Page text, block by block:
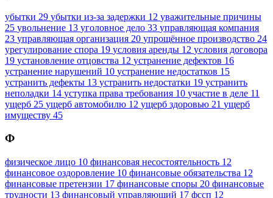
убытки 29 убытки из-за задержки 12 уважительные причины
25 увольнение 13 уголовное дело 33 управляющая компания
23 управляющая организация 20 упрощённое производство 24
урегулирование спора 19 условия аренды 12 условия договора
19 установление отцовства 12 устранение дефектов 16
устранение нарушений 10 устранение недостатков 15
устранить дефекты 13 устранить недостатки 19 устранить
неполадки 14 уступка права требования 10 участие в деле 11
ущерб 25 ущерб автомобилю 12 ущерб здоровью 21 ущерб
имуществу 45
Ф
физическое лицо 10 финансовая несостоятельность 12
финансовое оздоровление 10 финансовые обязательства 12
финансовые претензии 17 финансовые споры 20 финансовые
трудности 13 финансовый управляющий 17 фссп 12